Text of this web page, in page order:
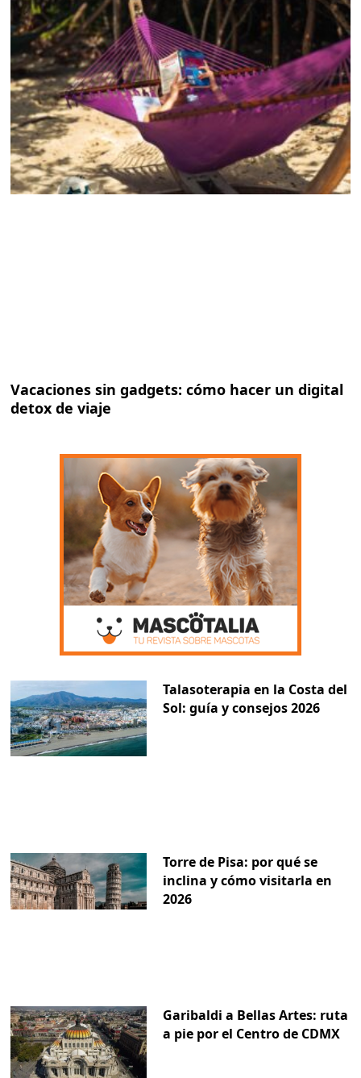
Vacaciones sin gadgets: cómo hacer un digital
detox de viaje
Talasoterapia en la Costa del
Sol: guía y consejos 2026
Torre de Pisa: por qué se
inclina y cómo visitarla en
2026
Garibaldi a Bellas Artes: ruta
a pie por el Centro de CDMX